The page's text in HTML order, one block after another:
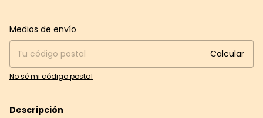
Entregas para el CP:
Medios de envío
Calcular
No sé mi código postal
Descripción